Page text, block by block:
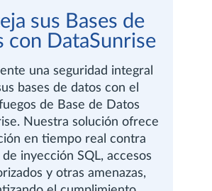
sus Bases de
con DataSunrise
una seguridad integral
bases de datos con el
de Base de Datos
Nuestra solución ofrece
en tiempo real contra
inyección SQL, accesos
y otras amenazas,